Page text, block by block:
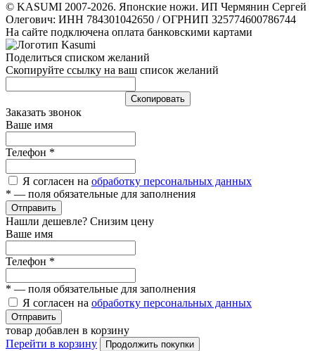
© KASUMI 2007-2026. Японские ножи. ИП Чермянин Сергей
Олегович: ИНН 784301042650 / ОГРНИП 325774600786744
На сайте подключена оплата банковскими картами
Поделиться списком желаний
Скопируйте ссылку на ваш список желаний
Cкопировать
Заказать звонок
Ваше имя
Телефон *
Я согласен на обработку персональных данных
* — поля обязательные для заполнения
Отправить
Нашли дешевле? Снизим цену
Ваше имя
Телефон *
* — поля обязательные для заполнения
Я согласен на обработку персональных данных
Отправить
товар добавлен в корзину
Перейти в корзину
Продолжить покупки